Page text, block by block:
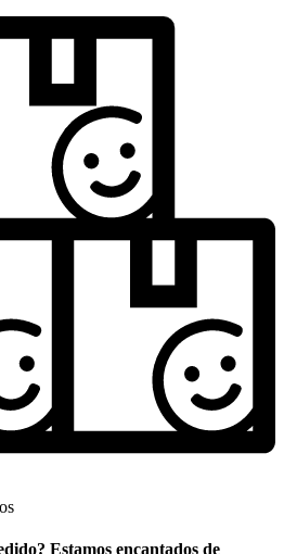
Estamos encantados de